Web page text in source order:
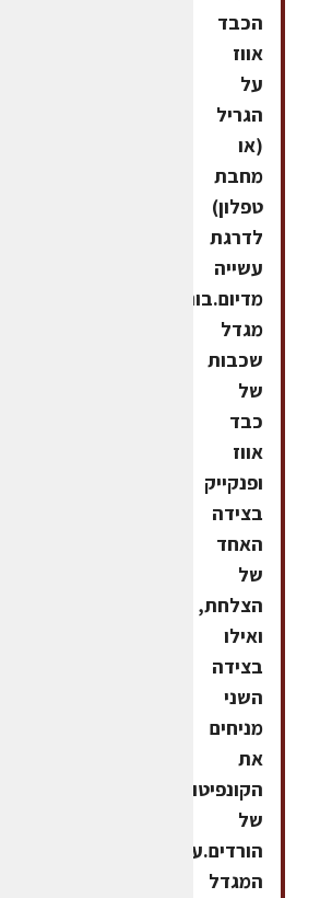
הכבד
אווז
על
הגריל
(או
מחבת
טפלון)
לדרגת
עשייה
מדיום.בונים
מגדל
שכבות
של
כבד
אווז
ופנקייק
בצידה
האחד
של
הצלחת,
ואילו
בצידה
השני
מניחים
את
הקונפיטורה
של
הורדים.על
המגדל